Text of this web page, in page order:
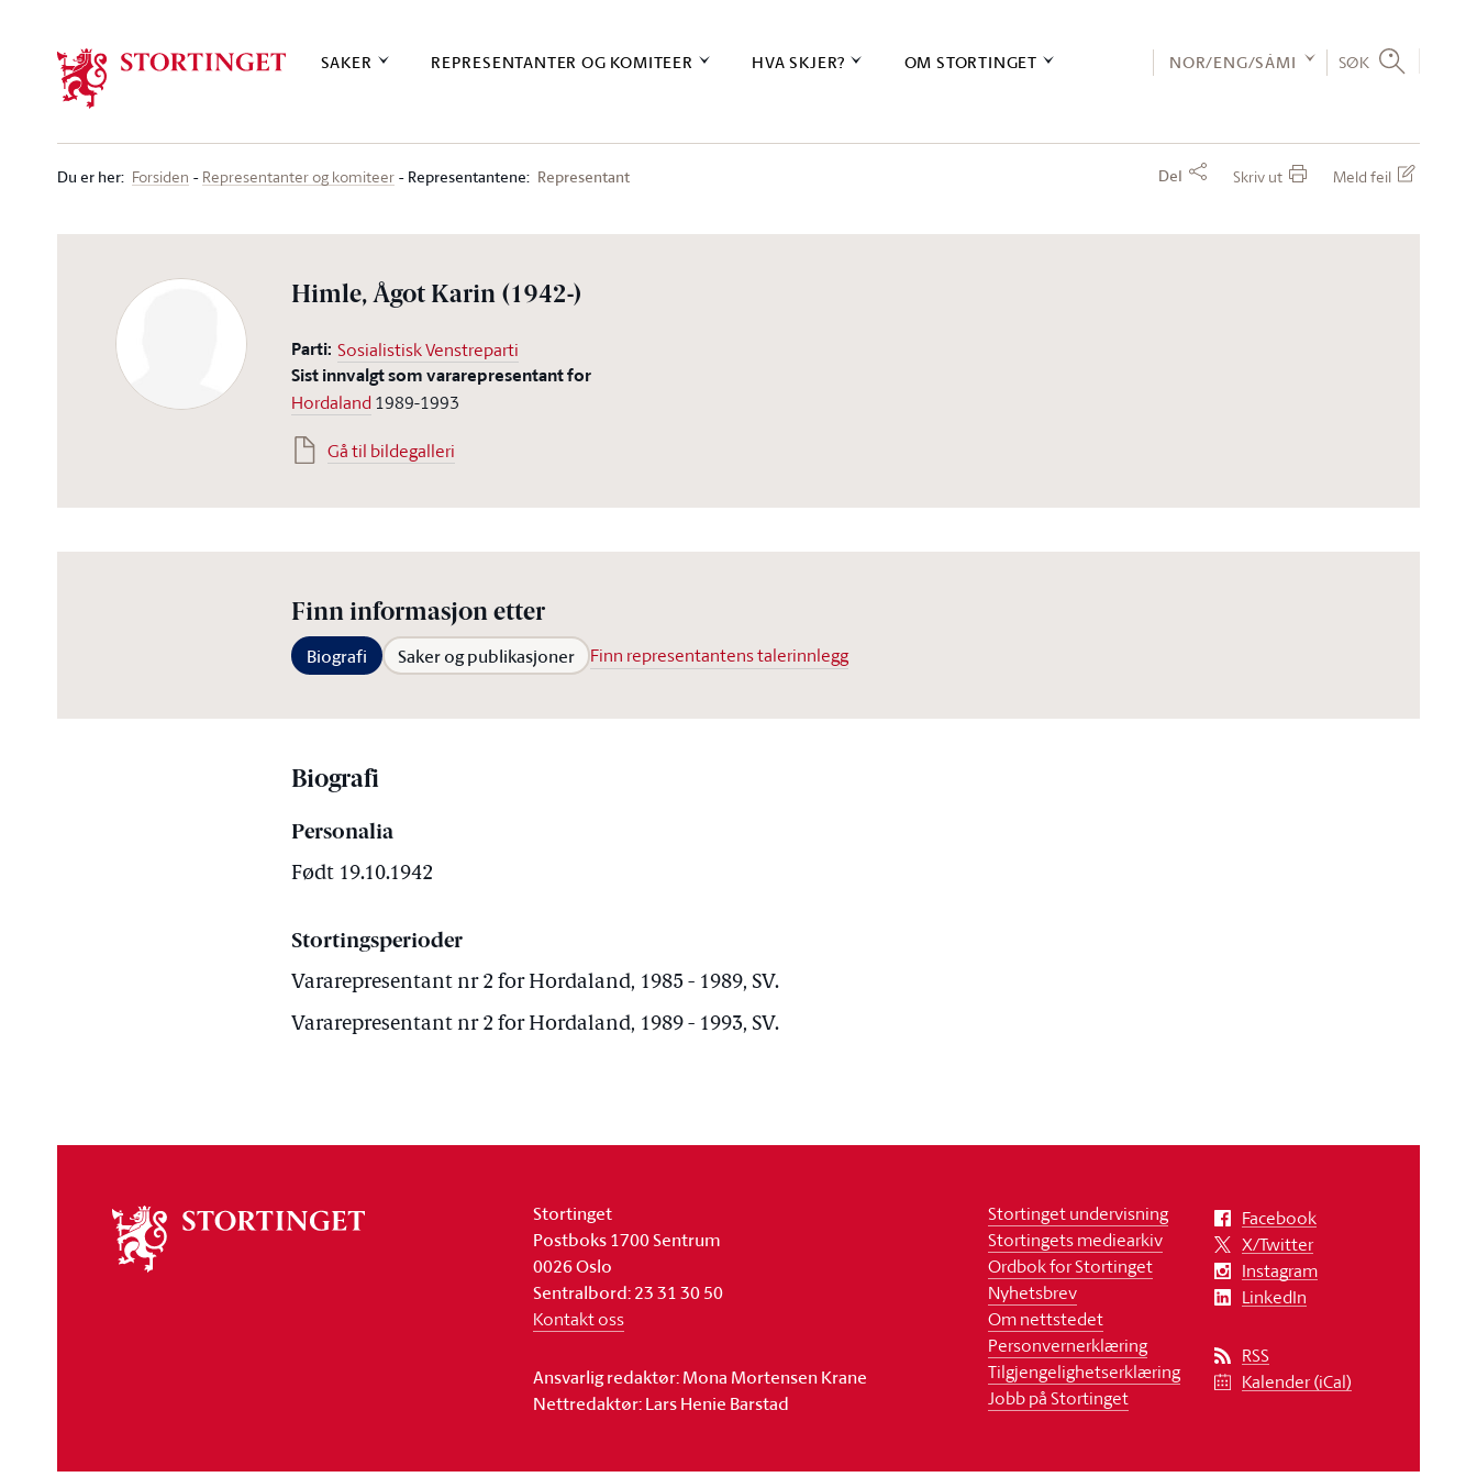
SAKER REPRESENTANTER OG KOMITEER HVA SKJER? OM STORTINGET NOR/ENG/SÁMI SØK
Du er her: Forsiden Representanter og komiteer Representantene: Representant Del Skriv ut Meld feil
Himle, Ågot Karin (1942-)
Parti: Sosialistisk Venstreparti
Sist innvalgt som vararepresentant for
Hordaland 1989-1993
Gå til bildegalleri
Finn informasjon etter
Biografi Saker og publikasjoner Finn representantens talerinnlegg
Biografi
Personalia
Født 19.10.1942
Stortingsperioder
Vararepresentant nr 2 for Hordaland, 1985 - 1989, SV.
Vararepresentant nr 2 for Hordaland, 1989 - 1993, SV.
stortinget
Stortinget
Postboks 1700 Sentrum
0026 Oslo
Sentralbord: 23 31 30 50
Kontakt oss
Ansvarlig redaktør: Mona Mortensen Krane
Nettredaktør: Lars Henie Barstad
Stortinget undervisning
Stortingets mediearkiv
Ordbok for Stortinget
Nyhetsbrev
Om nettstedet
Personvernerklæring
Tilgjengelighetserklæring
Jobb på Stortinget
Facebook
X/Twitter
Instagram
LinkedIn
RSS
Kalender (iCal)